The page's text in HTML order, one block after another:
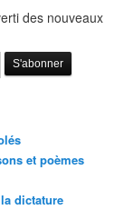
des nouveaux
et poèmes
dictature